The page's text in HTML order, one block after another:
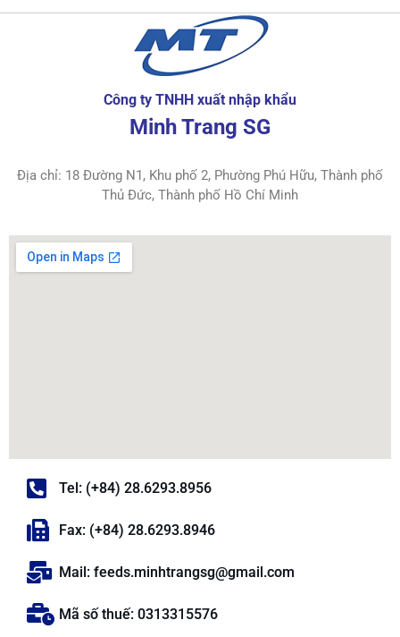
Công ty TNHH xuất nhập khẩu
Minh Trang SG
Địa chỉ: 18 Đường N1, Khu phố 2, Phường Phú Hữu, Thành phố
Thủ Đức, Thành phố Hồ Chí Minh
Tel: (+84) 28.6293.8956
Fax: (+84) 28.6293.8946
Mail: feeds.minhtrangsg@gmail.com
Mã số thuế: 0313315576